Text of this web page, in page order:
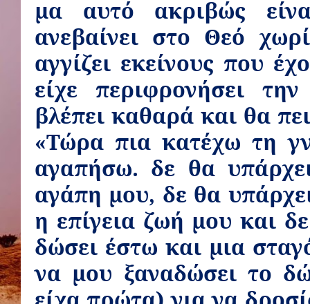
μα αυτό ακριβώς
ανεβαίνει στο Θεό
αγγίζει εκείνους που
είχε περιφρονήσει
βλέπει καθαρά και θα
«Τώρα πια κατέχω τη
αγαπήσω. δε θα
αγάπη μου, δε θα
η επίγεια ζωή μου και
δώσει έστω και μια
να μου ξαναδώσει το